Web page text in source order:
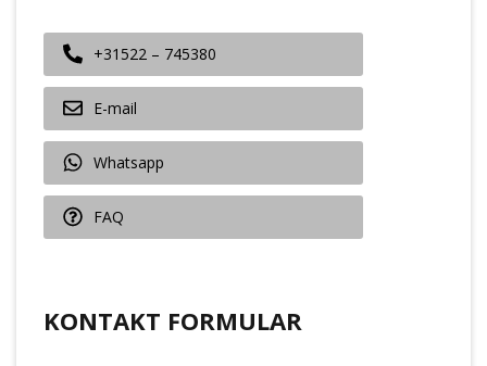
+31522 – 745380
E-mail
Whatsapp
FAQ
KONTAKT FORMULAR